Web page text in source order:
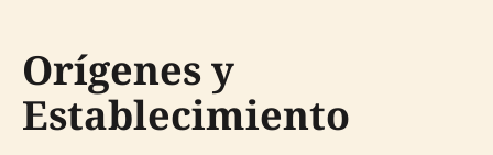
Orígenes y
Establecimiento